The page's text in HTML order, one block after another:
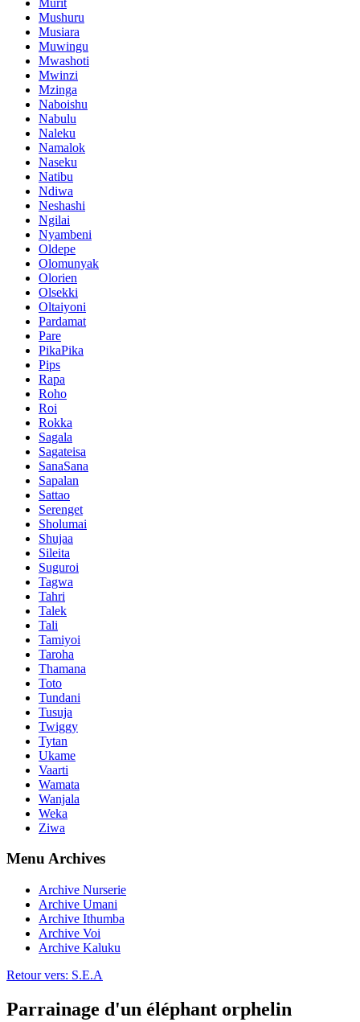
Mushuru
Musiara
Muwingu
Mwashoti
Mwinzi
Mzinga
Naboishu
Nabulu
Naleku
Namalok
Naseku
Natibu
Ndiwa
Neshashi
Ngilai
Nyambeni
Oldepe
Olomunyak
Olorien
Olsekki
Oltaiyoni
Pardamat
Pare
PikaPika
Pips
Rapa
Roho
Roi
Rokka
Sagala
Sagateisa
SanaSana
Sapalan
Sattao
Serenget
Sholumai
Shujaa
Sileita
Suguroi
Tagwa
Tahri
Talek
Tali
Tamiyoi
Taroha
Thamana
Toto
Tundani
Tusuja
Twiggy
Tytan
Ukame
Vaarti
Wamata
Wanjala
Weka
Ziwa
Menu Archives
Archive Nurserie
Archive Umani
Archive Ithumba
Archive Voi
Archive Kaluku
Retour vers: S.E.A
Parrainage d'un éléphant orphelin